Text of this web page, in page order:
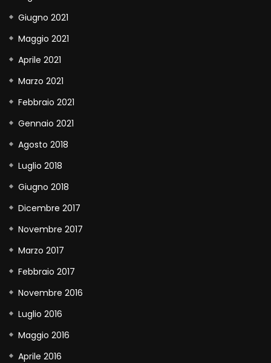
Giugno 2021
Maggio 2021
Aprile 2021
Marzo 2021
Febbraio 2021
Gennaio 2021
Agosto 2018
Luglio 2018
Giugno 2018
Dicembre 2017
Novembre 2017
Marzo 2017
Febbraio 2017
Novembre 2016
Luglio 2016
Maggio 2016
Aprile 2016